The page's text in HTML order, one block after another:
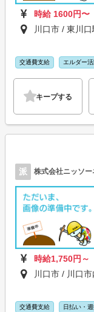
時給 1600円〜
川口市 / 東川
交通費支給 エルダー
キープする
派 株式会社ニッソ
時給1,750円～
川口市 / 川口
交通費支給 日払い・